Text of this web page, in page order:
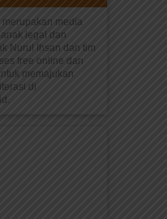
merupakan media
legal dan
Nurul Ihsan dan tim
free online dan
memajukan
di